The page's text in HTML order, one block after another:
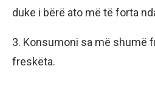
duke i bërë ato më të forta
3. Konsumoni sa më shumë
freskëta.